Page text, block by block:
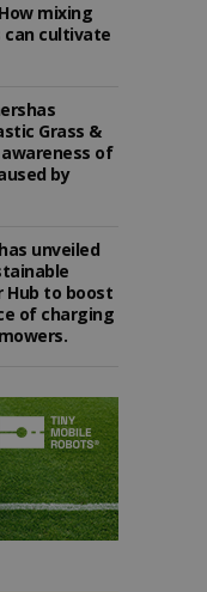
mixing
cultivate
Grass &
of
by
unveiled
Hub to boost
of charging